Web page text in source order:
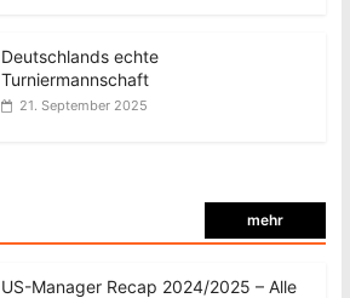
Deutschlands echte
Turniermannschaft
21. September 2025
mehr
US-Manager Recap 2024/2025 – Alle